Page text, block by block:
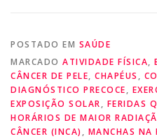
POSTADO EM SAÚDE
MARCADO ATIVIDADE FÍSICA,
CÂNCER DE PELE, CHAPÉUS ,
DIAGNÓSTICO PRECOCE,
EXPOSIÇÃO SOLAR, FERIDAS
HORÁRIOS DE MAIOR
CÂNCER (INCA), MANCHAS NA